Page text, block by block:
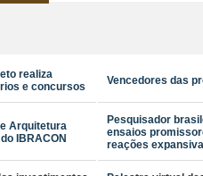
realiza
e concursos
Vencedores das
Arquitetura
IBRACON
Pesquisador
ensaios
reações